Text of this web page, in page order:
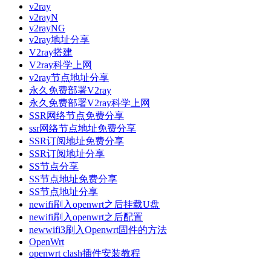
v2ray
v2rayN
v2rayNG
v2ray地址分享
V2ray搭建
V2ray科学上网
v2ray节点地址分享
永久免费部署V2ray
永久免费部署V2ray科学上网
SSR网络节点免费分享
ssr网络节点地址免费分享
SSR订阅地址免费分享
SSR订阅地址分享
SS节点分享
SS节点地址免费分享
SS节点地址分享
newifi刷入openwrt之后挂载U盘
newifi刷入openwrt之后配置
newwifi3刷入Openwrt固件的方法
OpenWrt
openwrt clash插件安装教程